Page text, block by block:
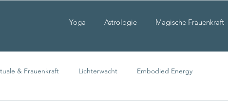
Yoga Astrologie Magische Frauenkraft
& Frauenkraft Lichterwacht Embodied Energy